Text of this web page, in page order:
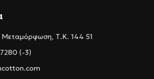
Μεταμόρφωση, Τ.Κ. 144 51
(-3)